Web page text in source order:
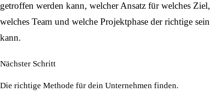
getroffen werden kann, welcher Ansatz für welches Ziel,
welches Team und welche Projektphase der richtige sein
kann.
Nächster Schritt
Die richtige Methode für dein Unternehmen finden.